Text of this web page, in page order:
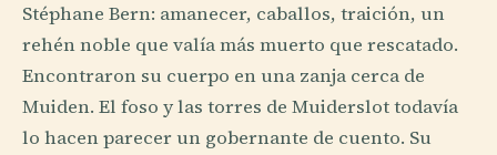
Stéphane Bern: amanecer, caballos, traición, un
rehén noble que valía más muerto que rescatado.
Encontraron su cuerpo en una zanja cerca de
Muiden. El foso y las torres de Muiderslot todavía
lo hacen parecer un gobernante de cuento. Su